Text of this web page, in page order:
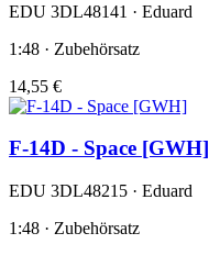
EDU 3DL48141 · Eduard
1:48 · Zubehörsatz
14,55 €
F-14D - Space [GWH]
EDU 3DL48215 · Eduard
1:48 · Zubehörsatz